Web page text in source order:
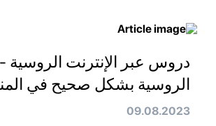
دروس عبر الإنترنت الروسية
الروسية بشكل صحيح في
09.08.2023